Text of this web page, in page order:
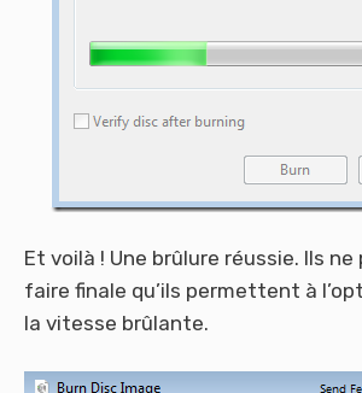
Et voilà ! Une brûlure réussie. Ils
faire finale qu’ils permettent à
la vitesse brûlante.